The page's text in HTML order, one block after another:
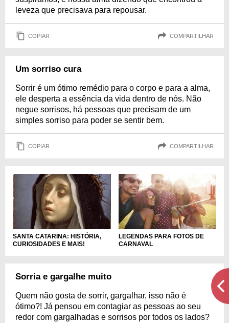
leveza que precisava para repousar.
COPIAR COMPARTILHAR
Um sorriso cura
Sorrir é um ótimo remédio para o corpo e para a alma,
ele desperta a essência da vida dentro de nós. Não
negue sorrisos, há pessoas que precisam de um
simples sorriso para poder se sentir bem.
COPIAR COMPARTILHAR
SANTA CATARINA: HISTÓRIA,
CURIOSIDADES E MAIS!
LEGENDAS PARA FOTOS DE
CARNAVAL
Sorria e gargalhe muito
Quem não gosta de sorrir, gargalhar, isso não é
ótimo?! Já pensou em contagiar as pessoas ao seu
redor com gargalhadas e sorrisos por todos os lados?